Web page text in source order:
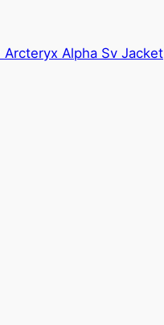
Arcteryx Alpha Sv Jacket